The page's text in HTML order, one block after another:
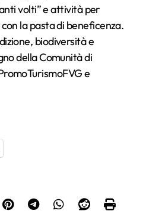
volti” e attività per
la pasta di beneficenza.
biodiversità e
della Comunità di
e